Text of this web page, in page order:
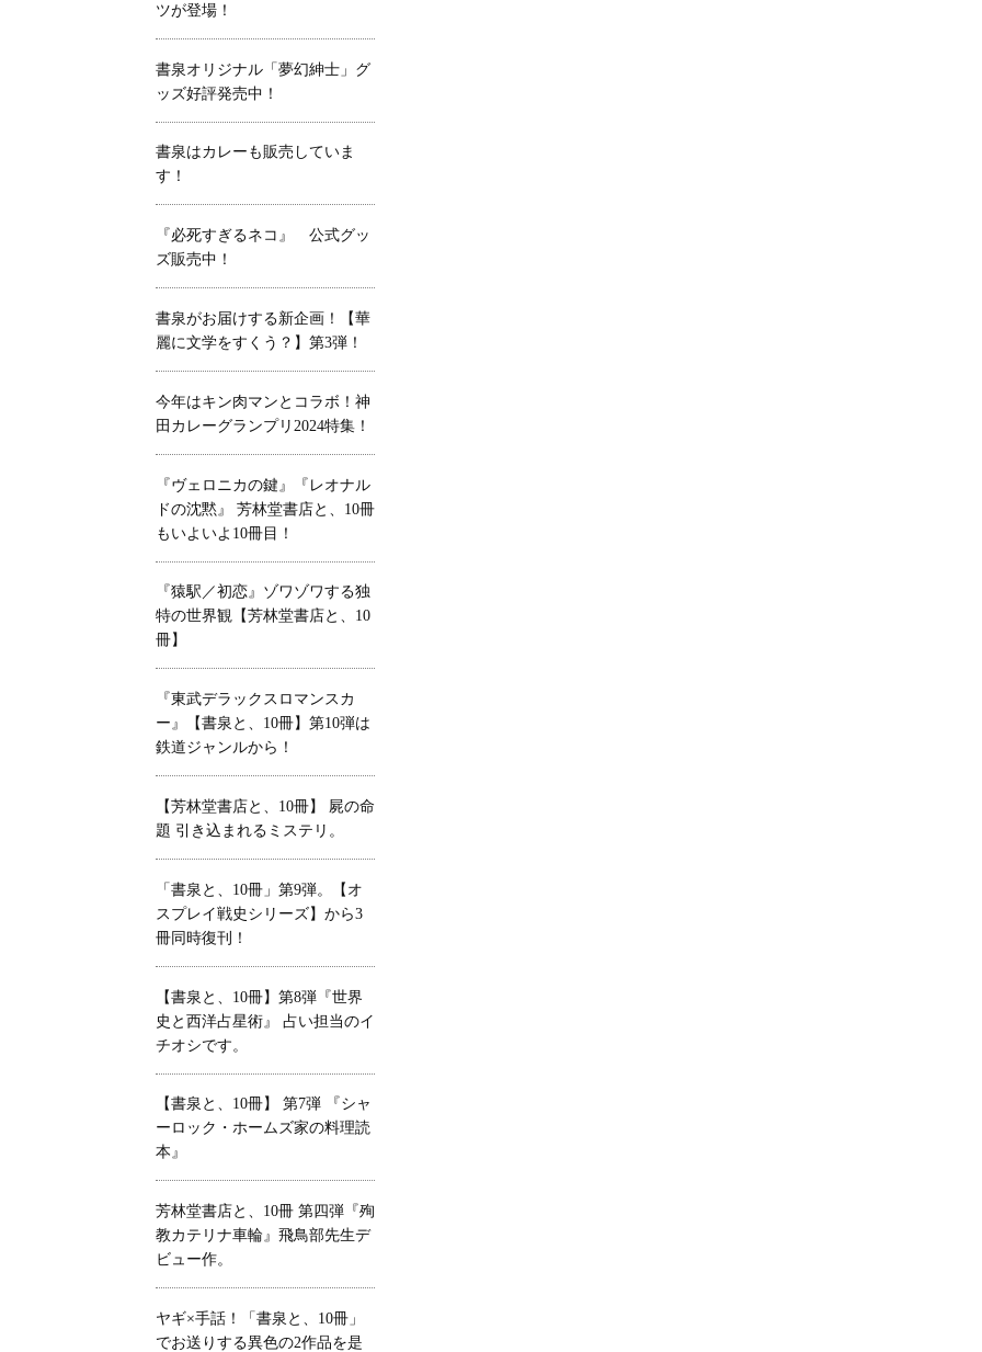
ツが登場！
書泉オリジナル「夢幻紳士」グ
ッズ好評発売中！
書泉はカレーも販売していま
す！
『必死すぎるネコ』 公式グッ
ズ販売中！
書泉がお届けする新企画！【華
麗に文学をすくう？】第3弾！
今年はキン肉マンとコラボ！神
田カレーグランプリ2024特集！
『ヴェロニカの鍵』『レオナル
ドの沈黙』 芳林堂書店と、10冊
もいよいよ10冊目！
『猿駅／初恋』ゾワゾワする独
特の世界観【芳林堂書店と、10
冊】
『東武デラックスロマンスカ
ー』【書泉と、10冊】第10弾は
鉄道ジャンルから！
【芳林堂書店と、10冊】 屍の命
題 引き込まれるミステリ。
「書泉と、10冊」第9弾。【オ
スプレイ戦史シリーズ】から3
冊同時復刊！
【書泉と、10冊】第8弾『世界
史と西洋占星術』 占い担当のイ
チオシです。
【書泉と、10冊】 第7弾 『シャ
ーロック・ホームズ家の料理読
本』
芳林堂書店と、10冊 第四弾『殉
教カテリナ車輪』飛鳥部先生デ
ビュー作。
ヤギ×手話！「書泉と、10冊」
でお送りする異色の2作品を是